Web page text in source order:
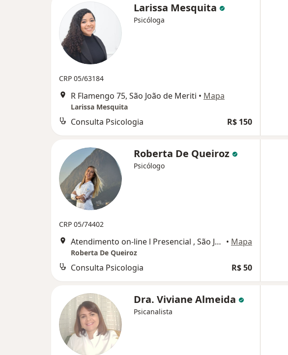
Larissa Mesquita
Psicóloga
CRP 05/63184
R Flamengo 75, São João de Meriti • Mapa
Larissa Mesquita
Consulta Psicologia R$ 150
Roberta De Queiroz
Psicólogo
CRP 05/74402
Atendimento on-line l Presencial , São João de Meriti • Mapa
Roberta De Queiroz
Consulta Psicologia R$ 50
Dra. Viviane Almeida
Psicanalista